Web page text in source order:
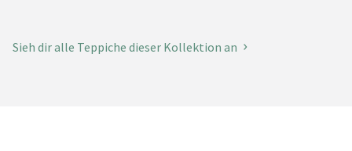
Sieh dir alle Teppiche dieser Kollektion an